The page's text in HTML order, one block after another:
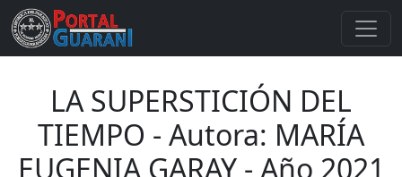
LA SUPERSTICIÓN DEL
TIEMPO - Autora: MARÍA
EUGENIA GARAY - Año 2021